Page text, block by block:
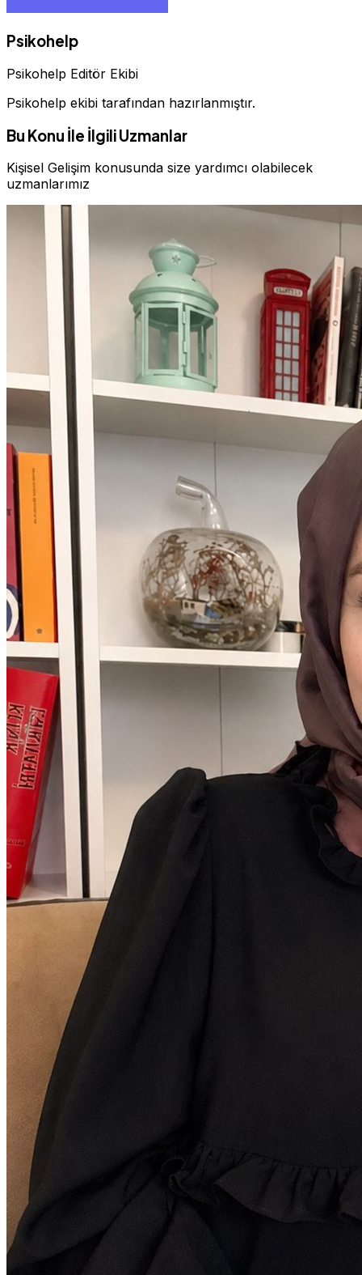
Psikohelp
Psikohelp Editör Ekibi
Psikohelp ekibi tarafından hazırlanmıştır.
Bu Konu İle İlgili Uzmanlar
Kişisel Gelişim konusunda size yardımcı olabilecek
uzmanlarımız